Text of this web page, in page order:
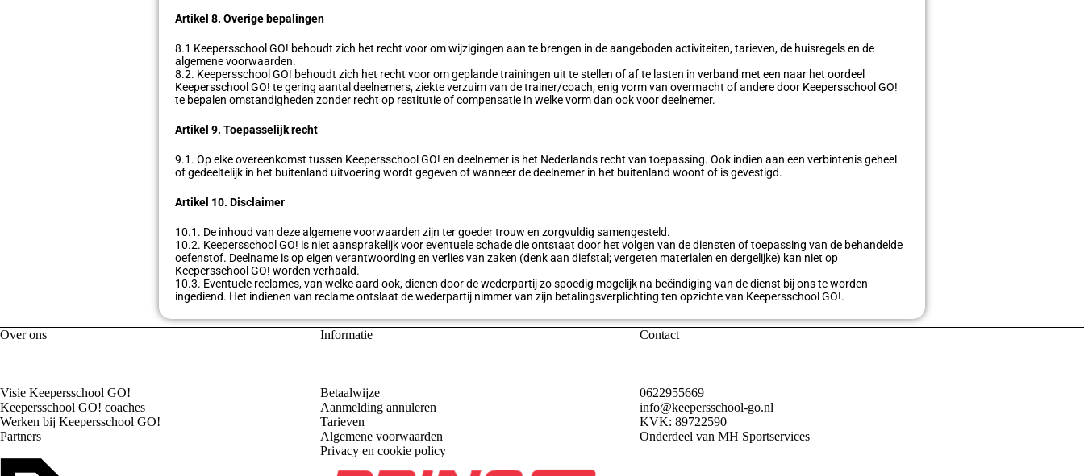
Artikel 8. Overige bepalingen
8.1 Keepersschool GO! behoudt zich het recht voor om wijzigingen aan te brengen in de aangeboden activiteiten, tarieven, de huisregels en de
algemene voorwaarden.
8.2. Keepersschool GO! behoudt zich het recht voor om geplande trainingen uit te stellen of af te lasten in verband met een naar het oordeel
Keepersschool GO! te gering aantal deelnemers, ziekte verzuim van de trainer/coach, enig vorm van overmacht of andere door Keepersschool GO!
te bepalen omstandigheden zonder recht op restitutie of compensatie in welke vorm dan ook voor deelnemer.
Artikel 9. Toepasselijk recht
9.1. Op elke overeenkomst tussen Keepersschool GO! en deelnemer is het Nederlands recht van toepassing. Ook indien aan een verbintenis geheel
of gedeeltelijk in het buitenland uitvoering wordt gegeven of wanneer de deelnemer in het buitenland woont of is gevestigd.
Artikel 10. Disclaimer
10.1. De inhoud van deze algemene voorwaarden zijn ter goeder trouw en zorgvuldig samengesteld.
10.2. Keepersschool GO! is niet aansprakelijk voor eventuele schade die ontstaat door het volgen van de diensten of toepassing van de behandelde
oefenstof. Deelname is op eigen verantwoording en verlies van zaken (denk aan diefstal; vergeten materialen en dergelijke) kan niet op
Keepersschool GO! worden verhaald.
10.3. Eventuele reclames, van welke aard ook, dienen door de wederpartij zo spoedig mogelijk na beëindiging van de dienst bij ons te worden
ingediend. Het indienen van reclame ontslaat de wederpartij nimmer van zijn betalingsverplichting ten opzichte van Keepersschool GO!.
Over ons
Visie Keepersschool GO!
Keepersschool GO! coaches
Werken bij Keepersschool GO!
Partners
Informatie
Betaalwijze
Aanmelding annuleren
Tarieven
Algemene voorwaarden
Privacy en cookie policy
Contact
0622955669
info@keepersschool-go.nl
KVK: 89722590
Onderdeel van MH Sportservices